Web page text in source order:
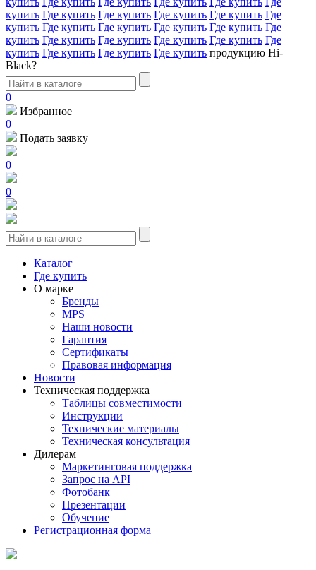
купить Где купить Где купить Где купить Где купить Где
купить Где купить Где купить Где купить Где купить Где
купить Где купить Где купить Где купить Где купить Где
купить Где купить Где купить Где купить продукцию Hi-
Black?
0
Избранное
0
Подать заявку
0
0
Каталог
Где купить
О марке
Бренды
MPS
Наши новости
Гарантия
Сертификаты
Правовая информация
Новости
Техническая поддержка
Таблицы совместимости
Инструкции
Технические материалы
Техническая консультация
Дилерам
Маркетинговая поддержка
Запрос на API
Фотобанк
Презентации
Обучение
Регистрационная форма